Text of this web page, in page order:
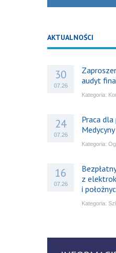
AKTUALNOŚCI
30
07.26
audyt
Kategoria:
24
07.26
Praca
Kategoria:
16
07.26
z
i
Kategoria:
do